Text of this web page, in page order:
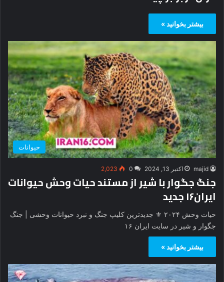
بیشتر بخوانید »
حیوانات
majid اکتبر 13, 2024 0
2,023
جنگ جگوار با شیر از مستند حیات وحش حیوانات
ایران۱۶ جدید
حیات وحش ۲۰۲۴ ⚜️ جدیدترین کلیپ جنگ و نبرد حیوانات وحشی | جنگ
جگوار و شیر در سایت ایران ۱۶
بیشتر بخوانید »